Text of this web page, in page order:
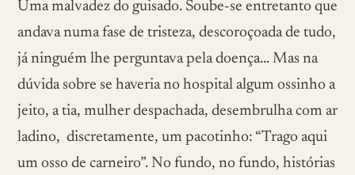
Uma malvadez do guisado. Soube-se entretanto que
andava numa fase de tristeza, descoroçoada de tudo,
já ninguém lhe perguntava pela doença… Mas na
dúvida sobre se haveria no hospital algum ossinho a
jeito, a tia, mulher despachada, desembrulha com ar
ladino, discretamente, um pacotinho: “Trago aqui
um osso de carneiro”. No fundo, no fundo, histórias